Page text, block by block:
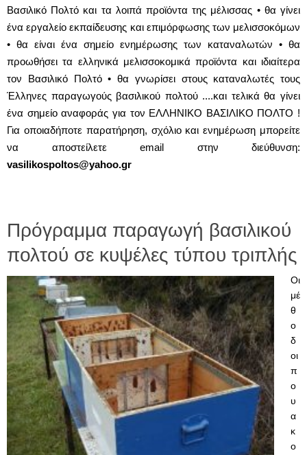
Βασιλικό Πολτό και τα λοιπά προϊόντα της μέλισσας • θα γίνει
ένα εργαλείο εκπαίδευσης και επιμόρφωσης των μελισσοκόμων
• θα είναι ένα σημείο ενημέρωσης των καταναλωτών • θα
προωθήσει τα ελληνικά μελισσοκομικά προϊόντα και ιδιαίτερα
τον Βασιλικό Πολτό • θα γνωρίσει στους καταναλωτές τους
Έλληνες παραγωγούς βασιλικού πολτού ....και τελικά θα γίνει
ένα σημείο αναφοράς για τον ΕΛΛΗΝΙΚΟ ΒΑΣΙΛΙΚΟ ΠΟΛΤΟ !
Για οποιαδήποτε παρατήρηση, σχόλιο και ενημέρωση μπορείτε
να αποστείλετε email στην διεύθυνση:
vasilikospoltos@yahoo.gr
Πρόγραμμα παραγωγή βασιλικού
πολτού σε κυψέλες τύπου τριπλής
Οι
μέ
θ
ο
δ
οι
π
ο
υ
α
κ
ο